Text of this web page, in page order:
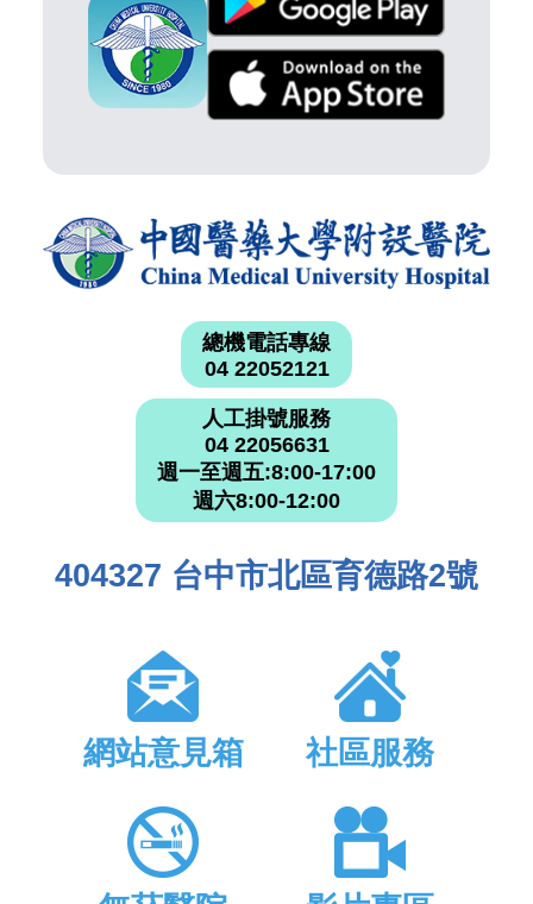
總機電話專線
04 22052121
人工掛號服務
04 22056631
週一至週五:8:00-17:00
週六8:00-12:00
404327 台中市北區育德路2號
網站意見箱 社區服務